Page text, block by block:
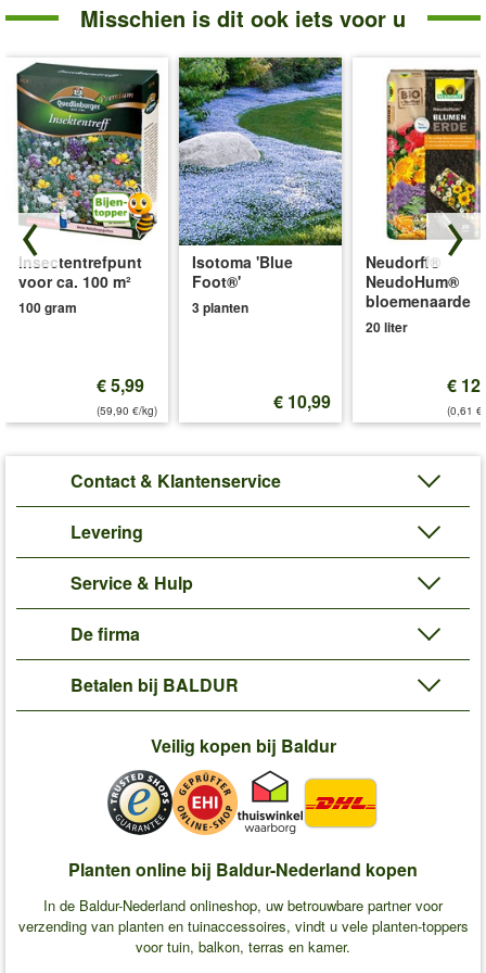
Misschien is dit ook iets voor u
Insectentrefpunt
voor ca. 100 m²
100 gram
€ 5,99
(59,90 €/kg)
Isotoma 'Blue
Foot®'
3 planten
€ 10,99
Neudorff®
NeudoHum®
bloemenaarde
20 liter
€
(0,61
Contact & Klantenservice
Levering
Service & Hulp
De firma
Betalen bij BALDUR
Veilig kopen bij Baldur
Planten online bij Baldur-Nederland kopen
In de Baldur-Nederland onlineshop, uw betrouwbare partner voor
verzending van planten en tuinaccessoires, vindt u vele planten-toppers
voor tuin, balkon, terras en kamer.